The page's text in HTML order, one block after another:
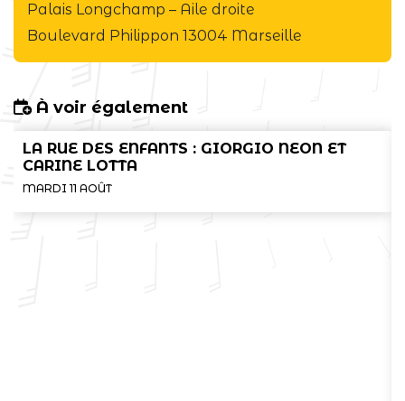
Palais Longchamp – Aile droite
Boulevard Philippon 13004 Marseille
À voir également
LA RUE DES ENFANTS : GIORGIO NEON ET
CARINE LOTTA
MARDI 11 AOÛT